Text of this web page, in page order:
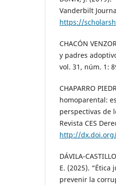
Vanderbilt
https://
CHACÓN
y padres
vol. 31, núm. 1:
CHAPARRO
homoparental:
perspectivas de
Revista CES
http://
DÁVILA-
E. (2025).
prevenir la